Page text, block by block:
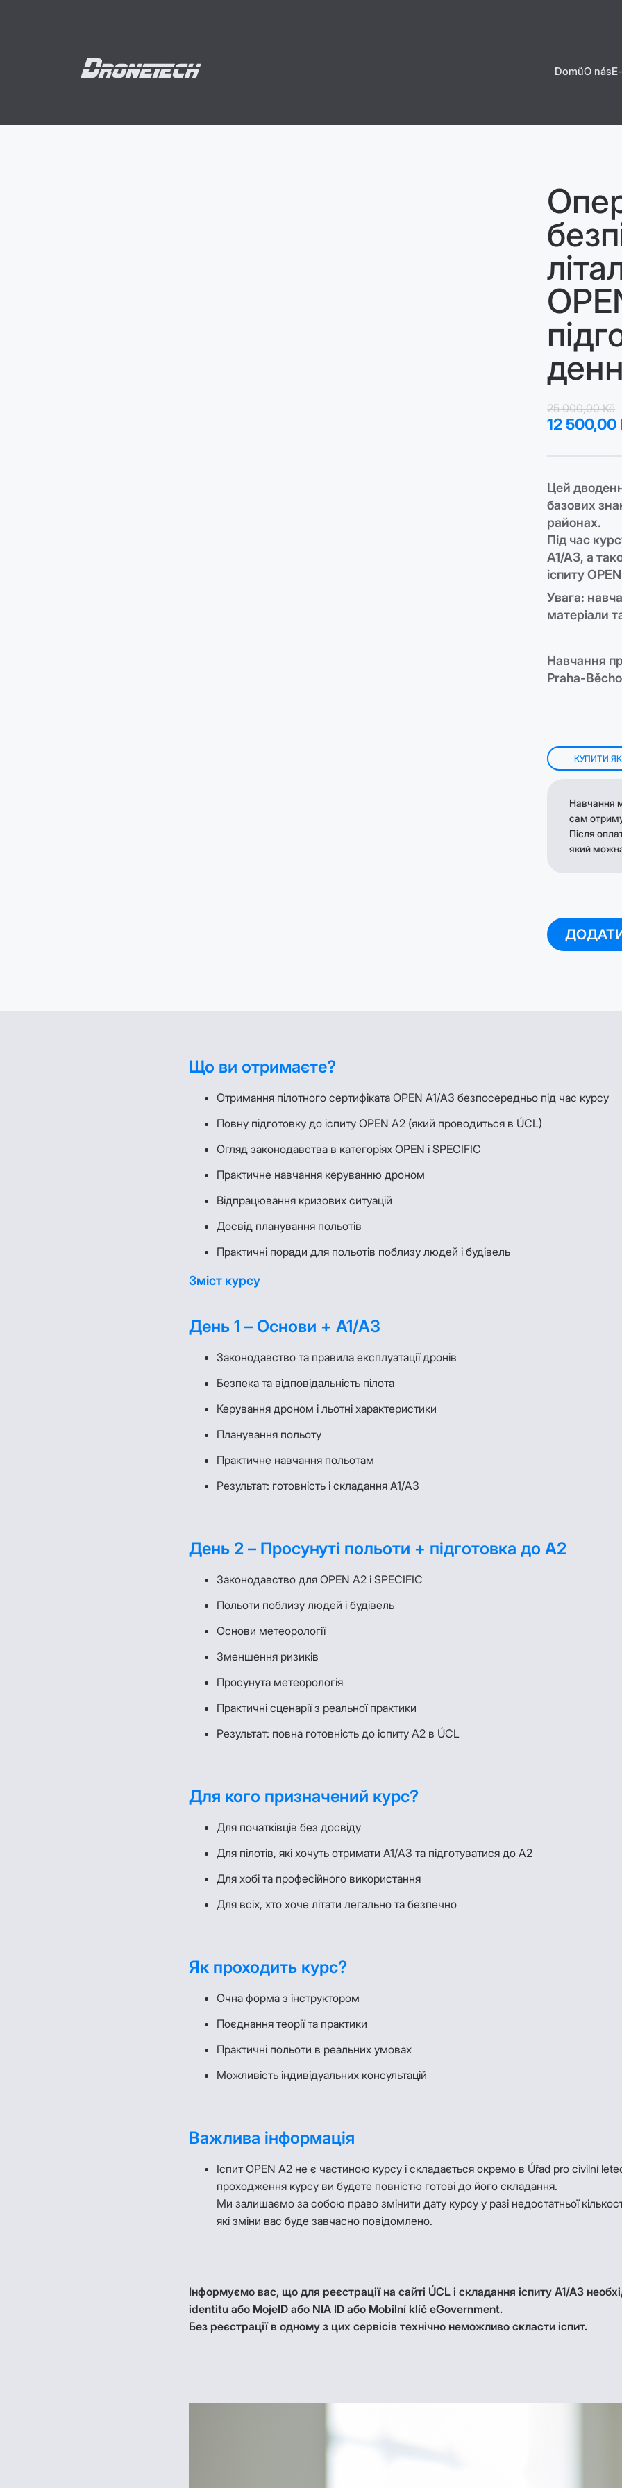
DomůO nás
25 000,00 Kč
12 500,00
Цей
базових
районах.
Під час
A1/A3, а
іспиту
Увага:
матеріали
Навчання
Praha-
КУПИТИ
Навчання
сам
Після
який
Що ви отримаєте?
Отримання пілотного сертифіката OPEN A1/A3 безпосередньо під час курсу
Повну підготовку до іспиту OPEN A2 (який проводиться в ÚCL)
Огляд законодавства в категоріях OPEN і SPECIFIC
Практичне навчання керуванню дроном
Відпрацювання кризових ситуацій
Досвід планування польотів
Практичні поради для польотів поблизу людей і будівель
Зміст курсу
День 1 – Основи + A1/A3
Законодавство та правила експлуатації дронів
Безпека та відповідальність пілота
Керування дроном і льотні характеристики
Планування польоту
Практичне навчання польотам
Результат: готовність і складання A1/A3
День 2 – Просунуті польоти + підготовка до A2
Законодавство для OPEN A2 і SPECIFIC
Польоти поблизу людей і будівель
Основи метеорології
Зменшення ризиків
Просунута метеорологія
Практичні сценарії з реальної практики
Результат: повна готовність до іспиту A2 в ÚCL
Для кого призначений курс?
Для початківців без досвіду
Для пілотів, які хочуть отримати A1/A3 та підготуватися до A2
Для хобі та професійного використання
Для всіх, хто хоче літати легально та безпечно
Як проходить курс?
Очна форма з інструктором
Поєднання теорії та практики
Практичні польоти в реальних умовах
Можливість індивідуальних консультацій
Важлива інформація
Іспит OPEN A2 не є частиною курсу і складається окремо в Úřad pro civilní
проходження курсу ви будете повністю готові до його складання.
Ми залишаємо за собою право змінити дату курсу у разі недостатньої
які зміни вас буде завчасно повідомлено.
Інформуємо вас, що для реєстрації на сайті ÚCL і складання іспиту A1/A3
identitu або MojeID або NIA ID або Mobilní klíč eGovernment.
Без реєстрації в одному з цих сервісів технічно неможливо скласти іспит.